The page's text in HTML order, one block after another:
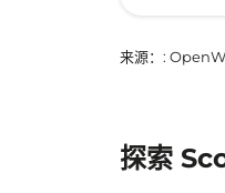
来源： :
探索